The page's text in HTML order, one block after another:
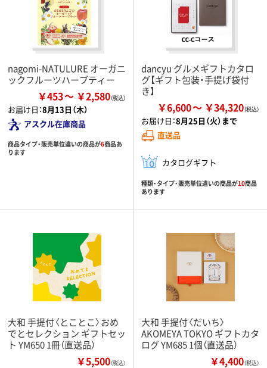
nagomi-NATULURE オーガニ
ックフルーツハーブティー
￥453 ￥2,580
お届け日：8月13日（木）
アスクル在庫商品
商品タイプ・販売単位違いの商品が6商品あ
ります
dancyu グルメギフトカタロ
グ【ギフト包装・手提げ袋付
き】
￥6,600 ￥34,320
お届け日：8月25日（火）まで
直送品
カタログギフト
種類・タイプ・販売単位違いの商品が10商品
あります
大和 手提付〈とことこ〉おめ
でとセレクション ギフトセッ
ト YM650 1冊（直送品）
￥5,500（税込）
大和 手提付〈だいち〉
AKOMEYA TOKYO ギフトカタ
ログ YM685 1個（直送品）
￥4,400（税込）